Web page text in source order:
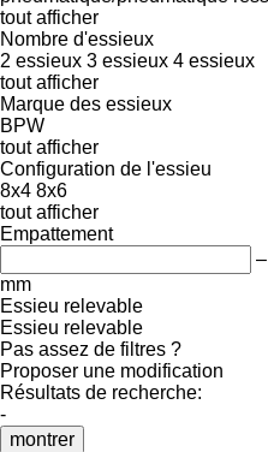
tout afficher
Nombre d'essieux
2 essieux 3 essieux 4 essieux
tout afficher
Marque des essieux
BPW
tout afficher
Configuration de l'essieu
8x4 8x6
tout afficher
Empattement
–
mm
Essieu relevable
Essieu relevable
Pas assez de filtres ?
Proposer une modification
Résultats de recherche:
-
montrer